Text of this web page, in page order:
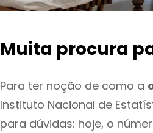
Muita procura
Para ter noção de como a
Instituto Nacional de
para dúvidas: hoje, o